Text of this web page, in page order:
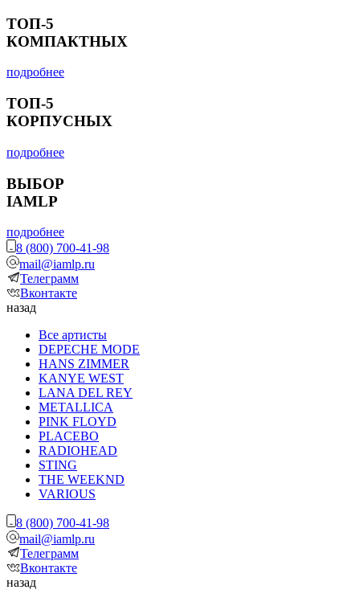
ТОП-5
КОМПАКТНЫХ
подробнее
ТОП-5
КОРПУСНЫХ
подробнее
ВЫБОР
IAMLP
подробнее
8 (800) 700-41-98
mail@iamlp.ru
Телеграмм
Вконтакте
назад
Все артисты
DEPECHE MODE
HANS ZIMMER
KANYE WEST
LANA DEL REY
METALLICA
PINK FLOYD
PLACEBO
RADIOHEAD
STING
THE WEEKND
VARIOUS
8 (800) 700-41-98
mail@iamlp.ru
Телеграмм
Вконтакте
назад